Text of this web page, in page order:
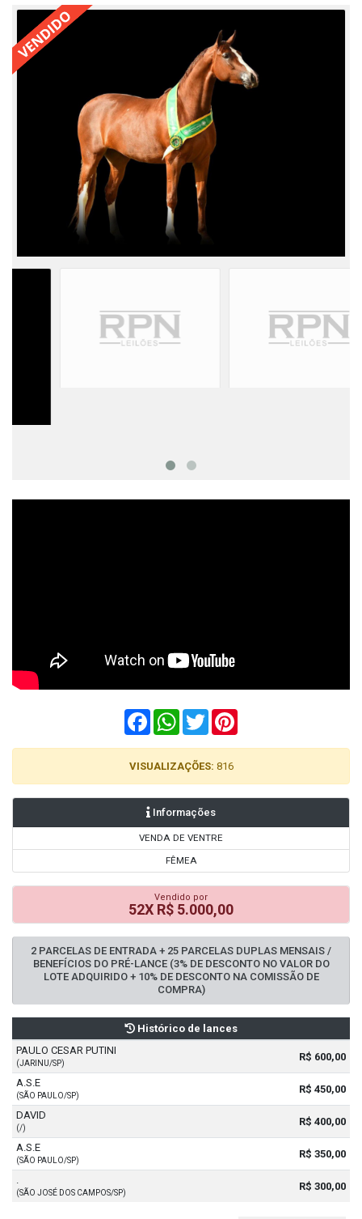
FacebookWhatsApp
Twitter
VISUALIZAÇÕES: 816
Informações
VENDA DE VENTRE
FÊMEA
Vendido por
52X R$ 5.000,00
2 PARCELAS DE ENTRADA + 25 PARCELAS DUPLAS MENSAIS /
BENEFÍCIOS DO PRÉ-LANCE (3% DE DESCONTO NO VALOR DO
LOTE ADQUIRIDO + 10% DE DESCONTO NA COMISSÃO DE
COMPRA)
Histórico de lances
PAULO CESAR PUTINI
(JARINU/SP)
R$ 600,00
A.S.E
(SÃO PAULO/SP)
R$ 450,00
DAVID
(/)
R$ 400,00
A.S.E
(SÃO PAULO/SP)
R$ 350,00
.
(SÃO JOSÉ DOS CAMPOS/SP)
R$ 300,00